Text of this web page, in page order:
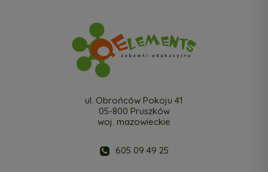
ul. Obrońców Pokoju 41
05-800 Pruszków
woj. mazowieckie
605 09 49 25